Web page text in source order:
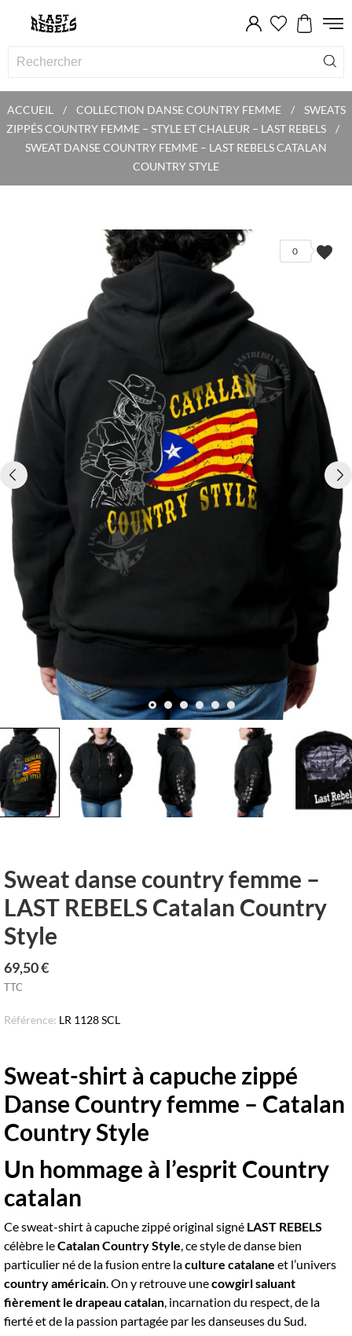
ACCUEIL COLLECTION DANSE COUNTRY FEMME
SWEATS
ZIPPÉS COUNTRY FEMME – STYLE ET CHALEUR – LAST REBELS
SWEAT DANSE COUNTRY FEMME – LAST REBELS CATALAN
COUNTRY STYLE
favorite
0
Sweat danse country femme –
LAST REBELS Catalan Country
Style
69,50 €
TTC
Référence: LR 1128 SCL
Sweat-shirt à capuche zippé
Danse Country femme – Catalan
Country Style
Un hommage à l’esprit Country
catalan
Ce sweat-shirt à capuche zippé original signé LAST REBELS
célèbre leCatalan Country Style, ce style de danse bien
particulier né de la fusion entre laculture catalane et l’univers
country américain. On y retrouve unecowgirl saluant
fièrement le drapeau catalan, incarnation du respect, de la
fierté et de la passion partagée par les danseuses du Sud.